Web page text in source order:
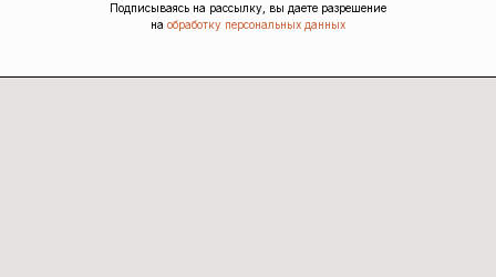
Подписываясь на рассылку, вы даете разрешение
на обработку персональных данных